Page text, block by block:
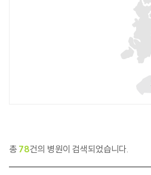
총 78건의 병원이 검색되었습니다.